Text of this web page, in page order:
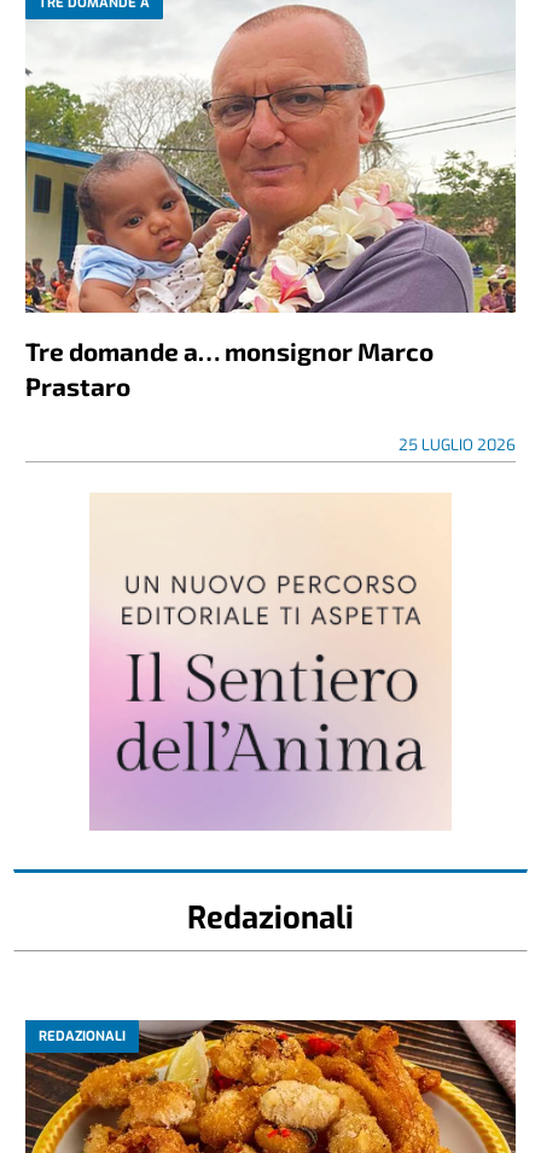
Tre domande a… monsignor Marco
Prastaro
25 LUGLIO 2026
Redazionali
REDAZIONALI